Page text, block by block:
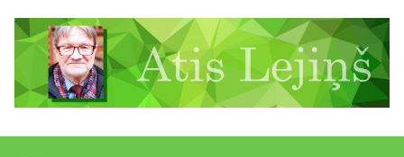
content
Atis